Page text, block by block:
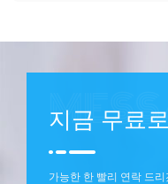
지금 무료
가능한 한 빨리 연락 드